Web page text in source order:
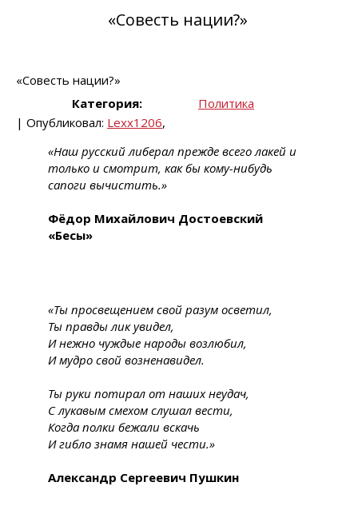
«Совесть нации?»
«Совесть нации?»
Категория:
Политика
| Опубликовал: Lexx1206,
«Наш русский либерал прежде всего лакей и
только и смотрит, как бы кому-нибудь
сапоги вычистить.»
Фёдор Михайлович Достоевский
«Бесы»
«Ты просвещением свой разум осветил,
Ты правды лик увидел,
И нежно чуждые народы возлюбил,
И мудро свой возненавидел.
Ты руки потирал от наших неудач,
С лукавым смехом слушал вести,
Когда полки бежали вскачь
И гибло знамя нашей чести.»
Александр Сергеевич Пушкин